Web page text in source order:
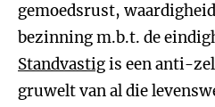
gemoedsrust,
bezinning m.b.t. de
Standvastigis een anti-
gruwelt van al die